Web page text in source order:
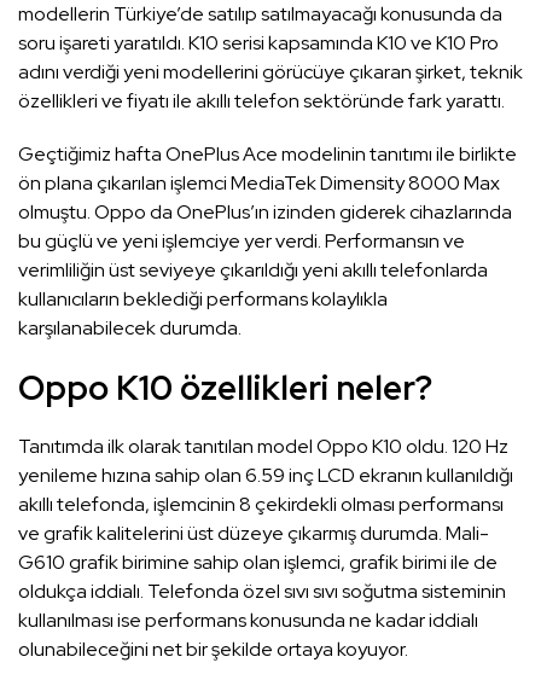
modellerin Türkiye’de satılıp satılmayacağı konusunda da
soru işareti yaratıldı. K10 serisi kapsamında K10 ve K10 Pro
adını verdiği yeni modellerini görücüye çıkaran şirket, teknik
özellikleri ve fiyatı ile akıllı telefon sektöründe fark yarattı.
Geçtiğimiz hafta OnePlus Ace modelinin tanıtımı ile birlikte
ön plana çıkarılan işlemci MediaTek Dimensity 8000 Max
olmuştu. Oppo da OnePlus’ın izinden giderek cihazlarında
bu güçlü ve yeni işlemciye yer verdi. Performansın ve
verimliliğin üst seviyeye çıkarıldığı yeni akıllı telefonlarda
kullanıcıların beklediği performans kolaylıkla
karşılanabilecek durumda.
Oppo K10 özellikleri neler?
Tanıtımda ilk olarak tanıtılan model Oppo K10 oldu. 120 Hz
yenileme hızına sahip olan 6.59 inç LCD ekranın kullanıldığı
akıllı telefonda, işlemcinin 8 çekirdekli olması performansı
ve grafik kalitelerini üst düzeye çıkarmış durumda. Mali-
G610 grafik birimine sahip olan işlemci, grafik birimi ile de
oldukça iddialı. Telefonda özel sıvı sıvı soğutma sisteminin
kullanılması ise performans konusunda ne kadar iddialı
olunabileceğini net bir şekilde ortaya koyuyor.